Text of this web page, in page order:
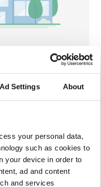
Ad Settings About
your personal data,
such as cookies to
your device in order to
ad and content
and services
Care
Телевизоры
Забронировать